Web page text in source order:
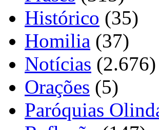
Histórico (35)
Homilia (37)
Notícias (2.676)
Orações (5)
Paróquias